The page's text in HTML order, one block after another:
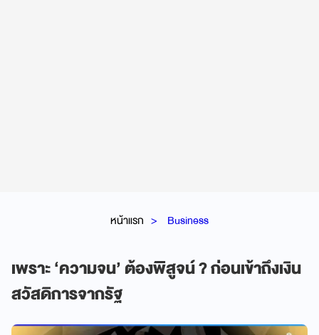
หน้าแรก Business
เพราะ ‘ความจน’ ต้องพิสูจน์ ? ก่อนเข้าถึงเงิน
สวัสดิการจากรัฐ